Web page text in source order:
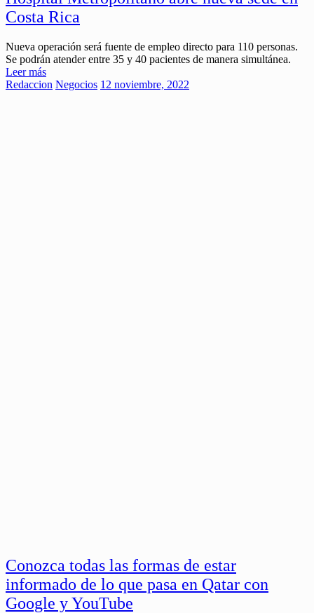
Costa Rica
Nueva operación será fuente de empleo directo para 110 personas.
Se podrán atender entre 35 y 40 pacientes de manera simultánea.
Leer más
Redaccion Negocios 12 noviembre, 2022
Conozca todas las formas de estar
informado de lo que pasa en Qatar con
Google y YouTube